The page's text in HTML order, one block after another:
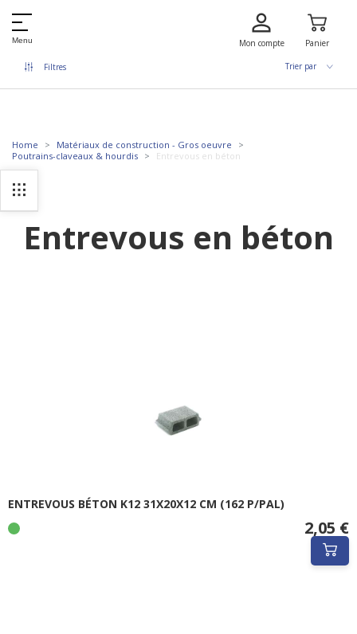
Menu Mon compte Panier
Filtres Trier par
Home
Matériaux de construction - Gros oeuvre
Poutrains-claveaux & hourdis
Entrevous en béton
Entrevous en béton
ENTREVOUS BÉTON K12 31X20X12 CM (162 P/PAL)
2,05 €